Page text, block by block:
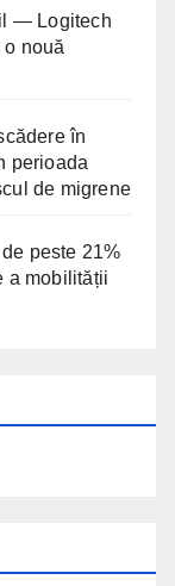
— Logitech
o nouă
în
perioada
de migrene
peste 21%
a mobilității